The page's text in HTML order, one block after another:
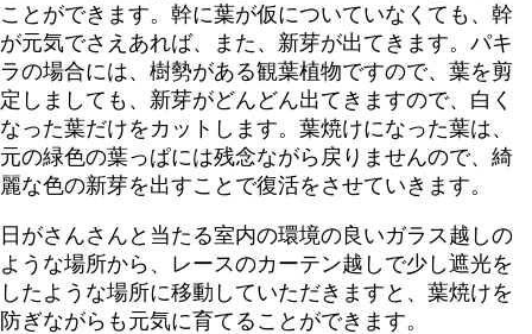
ことができます。幹に葉が仮についていなくても、幹
が元気でさえあれば、また、新芽が出てきます。パキ
ラの場合には、樹勢がある観葉植物ですので、葉を剪
定しましても、新芽がどんどん出てきますので、白く
なった葉だけをカットします。葉焼けになった葉は、
元の緑色の葉っぱには残念ながら戻りませんので、綺
麗な色の新芽を出すことで復活をさせていきます。
日がさんさんと当たる室内の環境の良いガラス越しの
ような場所から、レースのカーテン越しで少し遮光を
したような場所に移動していただきますと、葉焼けを
防ぎながらも元気に育てることができます。